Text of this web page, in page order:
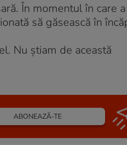
În momentul în care a
să găsească în
Nu știam de această
ABONEAZĂ-TE